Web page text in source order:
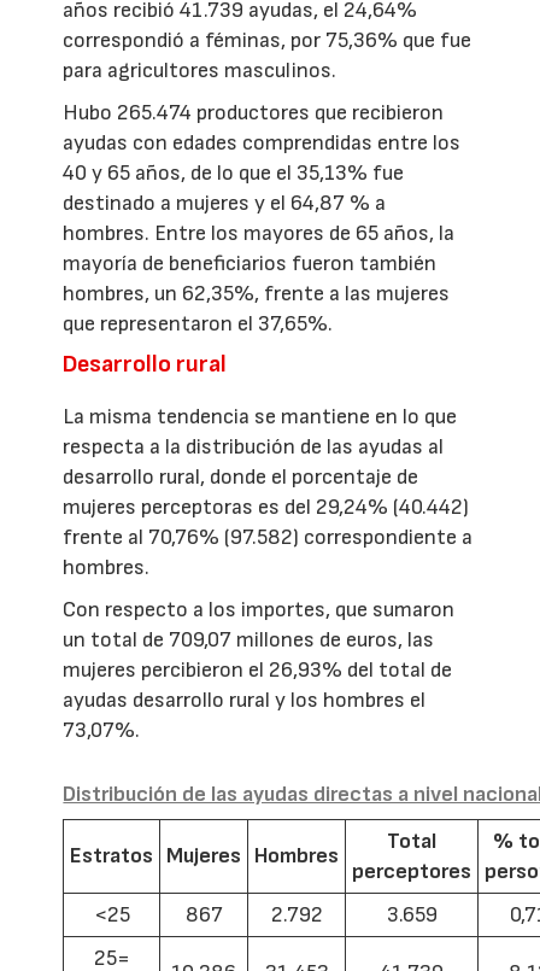
años recibió 41.739 ayudas, el 24,64%
correspondió a féminas, por 75,36% que fue
para agricultores masculinos.
Hubo 265.474 productores que recibieron
ayudas con edades comprendidas entre los
40 y 65 años, de lo que el 35,13% fue
destinado a mujeres y el 64,87 % a
hombres. Entre los mayores de 65 años, la
mayoría de beneficiarios fueron también
hombres, un 62,35%, frente a las mujeres
que representaron el 37,65%.
Desarrollo rural
La misma tendencia se mantiene en lo que
respecta a la distribución de las ayudas al
desarrollo rural, donde el porcentaje de
mujeres perceptoras es del 29,24% (40.442)
frente al 70,76% (97.582) correspondiente a
hombres.
Con respecto a los importes, que sumaron
un total de 709,07 millones de euros, las
mujeres percibieron el 26,93% del total de
ayudas desarrollo rural y los hombres el
73,07%.
Distribución de las ayudas directas a nivel
Estratos Mujeres Hombres
Total
perceptores
%
<25
867 2.792 3.659
25=